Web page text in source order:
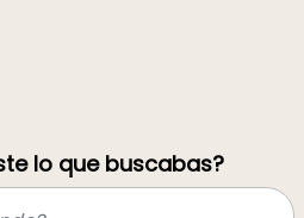
lo que buscabas?